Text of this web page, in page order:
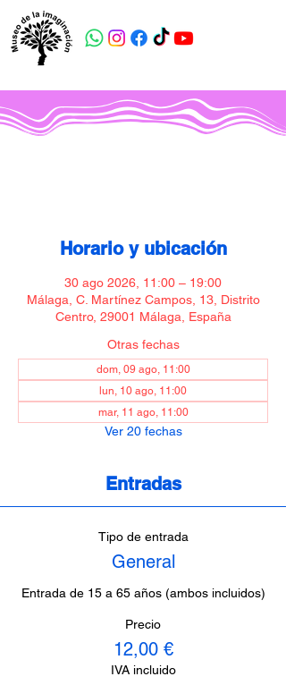
Horario y ubicación
30 ago 2026, 11:00 – 19:00
Málaga, C. Martínez Campos, 13, Distrito
Centro, 29001 Málaga, España
Otras fechas
dom, 09 ago, 11:00
lun, 10 ago, 11:00
mar, 11 ago, 11:00
Ver 20 fechas
Entradas
Tipo de entrada
General
Entrada de 15 a 65 años (ambos incluidos)
Precio
12,00 €
IVA incluido